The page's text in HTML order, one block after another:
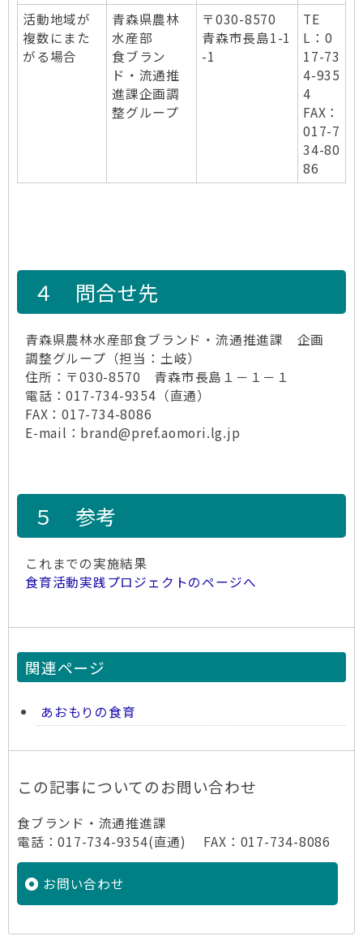
活動地域が
複数にまた
がる場合
青森県農林
水産部
食ブラン
ド・流通推
進課企画調
整グループ
〒030-8570
青森市長島1-1
-1
TE
L：0
17-73
4-935
4
FAX：
017-7
34-80
86
４ 問合せ先
青森県農林水産部食ブランド・流通推進課 企画
調整グループ（担当：土岐）
住所：〒030-8570 青森市長島１－１－１
電話：017-734-9354（直通）
FAX：017-734-8086
E-mail：brand@pref.aomori.lg.jp
５ 参考
これまでの実施結果
食育活動実践プロジェクトのページへ
関連ページ
あおもりの食育
この記事についてのお問い合わせ
食ブランド・流通推進課
電話：017-734-9354(直通) FAX：017-734-8086
お問い合わせ